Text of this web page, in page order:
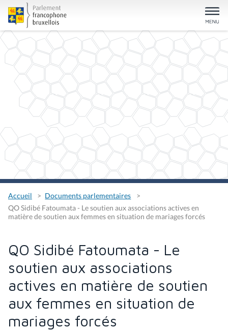
Accueil
Documents parlementaires
QO Sidibé Fatoumata - Le soutien aux associations actives en
matière de soutien aux femmes en situation de mariages forcés
QO Sidibé Fatoumata - Le
soutien aux associations
actives en matière de soutien
aux femmes en situation de
mariages forcés